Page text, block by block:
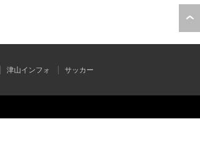
津山インフォ サッカー